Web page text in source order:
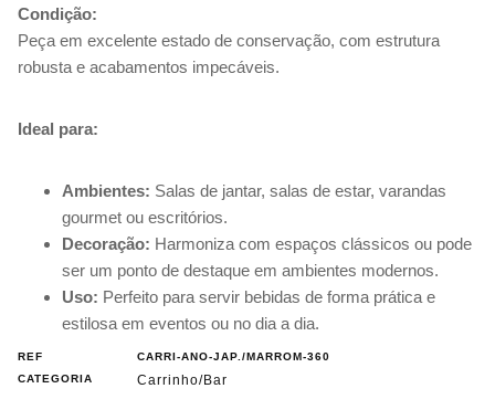
Condição:
Peça em excelente estado de conservação, com estrutura
robusta e acabamentos impecáveis.
Ideal para:
Ambientes: Salas de jantar, salas de estar, varandas
gourmet ou escritórios.
Decoração: Harmoniza com espaços clássicos ou pode
ser um ponto de destaque em ambientes modernos.
Uso: Perfeito para servir bebidas de forma prática e
estilosa em eventos ou no dia a dia.
REF
CARRI-ANO-JAP./MARROM-360
CATEGORIA
Carrinho/Bar